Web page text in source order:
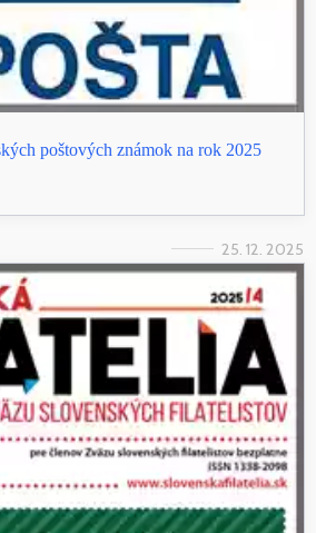
poštových známok na rok 2025
25. 12. 2025